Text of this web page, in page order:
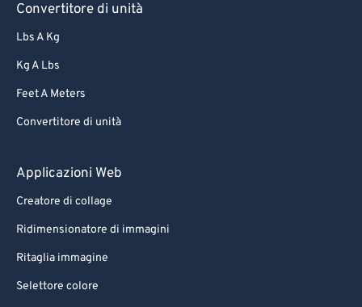
Convertitore di unità
Lbs A Kg
Kg A Lbs
Feet A Meters
Convertitore di unità
Applicazioni Web
Creatore di collage
Ridimensionatore di immagini
Ritaglia immagine
Selettore colore